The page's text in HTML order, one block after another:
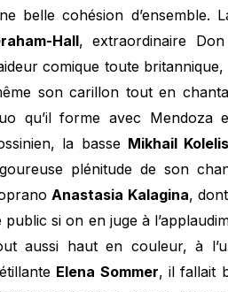
belle cohésion d’ensemble.
Hall, extraordinaire
comique toute
son carillon tout en
qu’il forme avec Mendoza
la basse Mikhail
plénitude de son
Anastasia Kalagina,
public si on en juge à
aussi haut en couleur, à
Elena Sommer, il fallait